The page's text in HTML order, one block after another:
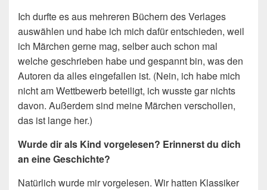
Ich durfte es aus mehreren Büchern des Verlages
auswählen und habe ich mich dafür entschieden, weil
ich Märchen gerne mag, selber auch schon mal
welche geschrieben habe und gespannt bin, was den
Autoren da alles eingefallen ist. (Nein, ich habe mich
nicht am Wettbewerb beteiligt, ich wusste gar nichts
davon. Außerdem sind meine Märchen verschollen,
das ist lange her.)
Wurde dir als Kind vorgelesen? Erinnerst du dich
an eine Geschichte?
Natürlich wurde mir vorgelesen. Wir hatten Klassiker